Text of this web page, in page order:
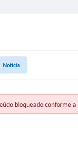
Notícia
bloqueado conforme